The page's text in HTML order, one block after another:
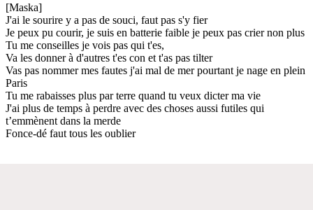
[Maska]
J'ai le sourire y a pas de souci, faut pas s'y fier
Je peux pu courir, je suis en batterie faible je peux pas crier non plus
Tu me conseilles je vois pas qui t'es,
Va les donner à d'autres t'es con et t'as pas tilter
Vas pas nommer mes fautes j'ai mal de mer pourtant je nage en plein
Paris
Tu me rabaisses plus par terre quand tu veux dicter ma vie
J'ai plus de temps à perdre avec des choses aussi futiles qui
t’emmènent dans la merde
Fonce-dé faut tous les oublier